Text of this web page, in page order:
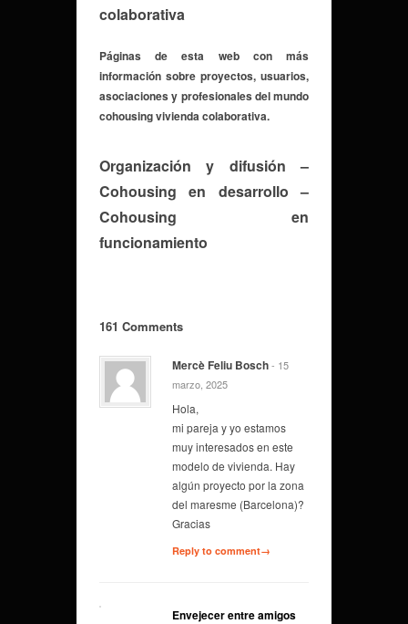
colaborativa
Páginas de esta web con más
información sobre proyectos, usuarios,
asociaciones y profesionales del mundo
cohousing vivienda colaborativa.
Organización y difusión –
Cohousing en desarrollo –
Cohousing en
funcionamiento
161 Comments
Mercè Feliu Bosch- 15
marzo, 2025
Hola,
mi pareja y yo estamos
muy interesados en este
modelo de vivienda. Hay
algún proyecto por la zona
del maresme (Barcelona)?
Gracias
Reply to comment→
Envejecer entre amigos